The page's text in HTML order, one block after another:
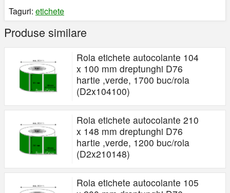
Taguri: etichete
Produse similare
Rola etichete autocolante 104
x 100 mm dreptunghi D76
hartie ,verde, 1700 buc/rola
(D2x104100)
Rola etichete autocolante 210
x 148 mm dreptunghi D76
hartie ,verde, 1200 buc/rola
(D2x210148)
Rola etichete autocolante 105